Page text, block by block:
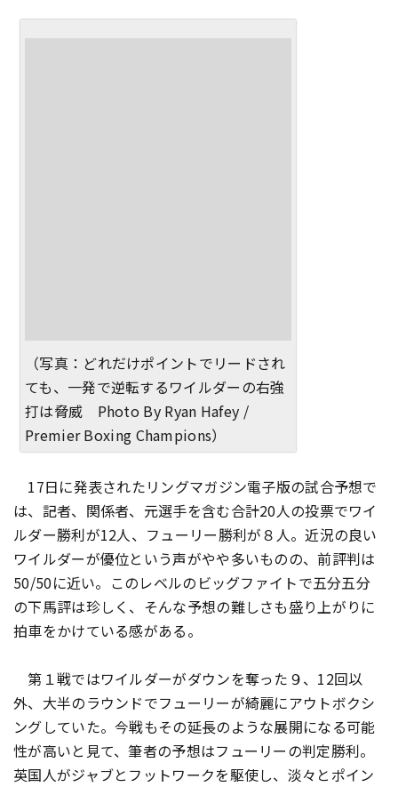
（写真：どれだけポイントでリードされ
ても、一発で逆転するワイルダーの右強
打は脅威 Photo By Ryan Hafey /
Premier Boxing Champions）
17日に発表されたリングマガジン電子版の試合予想で
は、記者、関係者、元選手を含む合計20人の投票でワイ
ルダー勝利が12人、フューリー勝利が８人。近況の良い
ワイルダーが優位という声がやや多いものの、前評判は
50/50に近い。このレベルのビッグファイトで五分五分
の下馬評は珍しく、そんな予想の難しさも盛り上がりに
拍車をかけている感がある。
第１戦ではワイルダーがダウンを奪った９、12回以
外、大半のラウンドでフューリーが綺麗にアウトボクシ
ングしていた。今戦もその延長のような展開になる可能
性が高いと見て、筆者の予想はフューリーの判定勝利。
英国人がジャブとフットワークを駆使し、淡々とポイン